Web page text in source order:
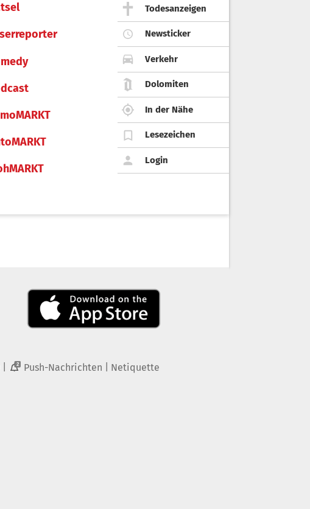
Todesanzeigen
Newsticker
Verkehr
Dolomiten
In der Nähe
Lesezeichen
Login
2 Push-Nachrichten Netiquette